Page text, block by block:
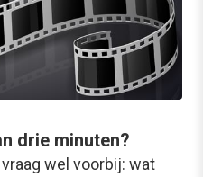
drie minuten?
wel voorbij: wat